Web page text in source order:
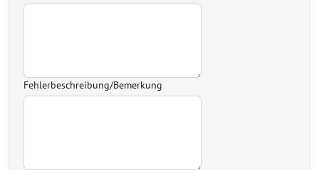
Fehlerbeschreibung/Bemerkung